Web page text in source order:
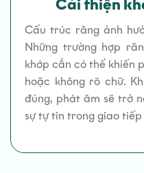
Cải thiện
Cấu trúc răng ảnh
Những trường hợp
khớp cắn có thể khiến
hoặc không rõ chữ.
đúng, phát âm sẽ trở
sự tự tin trong giao tiếp